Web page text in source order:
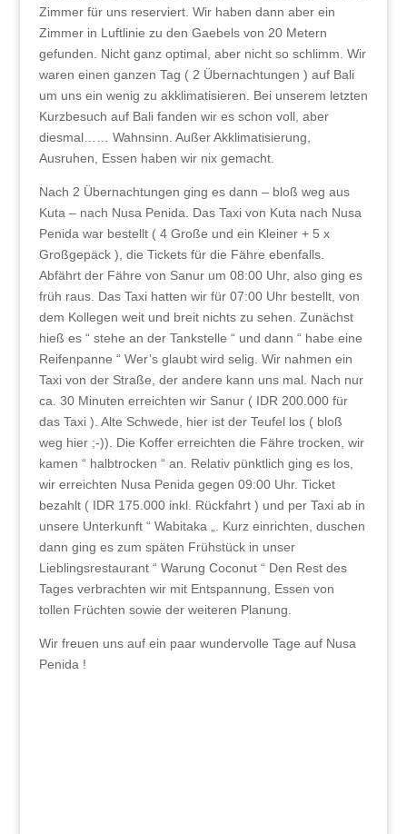
Zimmer für uns reserviert. Wir haben dann aber ein
Zimmer in Luftlinie zu den Gaebels von 20 Metern
gefunden. Nicht ganz optimal, aber nicht so schlimm. Wir
waren einen ganzen Tag ( 2 Übernachtungen ) auf Bali
um uns ein wenig zu akklimatisieren. Bei unserem letzten
Kurzbesuch auf Bali fanden wir es schon voll, aber
diesmal…… Wahnsinn. Außer Akklimatisierung,
Ausruhen, Essen haben wir nix gemacht.
Nach 2 Übernachtungen ging es dann – bloß weg aus
Kuta – nach Nusa Penida. Das Taxi von Kuta nach Nusa
Penida war bestellt ( 4 Große und ein Kleiner + 5 x
Großgepäck ), die Tickets für die Fähre ebenfalls.
Abfährt der Fähre von Sanur um 08:00 Uhr, also ging es
früh raus. Das Taxi hatten wir für 07:00 Uhr bestellt, von
dem Kollegen weit und breit nichts zu sehen. Zunächst
hieß es “ stehe an der Tankstelle “ und dann “ habe eine
Reifenpanne “ Wer’s glaubt wird selig. Wir nahmen ein
Taxi von der Straße, der andere kann uns mal. Nach nur
ca. 30 Minuten erreichten wir Sanur ( IDR 200.000 für
das Taxi ). Alte Schwede, hier ist der Teufel los ( bloß
weg hier ;-)). Die Koffer erreichten die Fähre trocken, wir
kamen “ halbtrocken “ an. Relativ pünktlich ging es los,
wir erreichten Nusa Penida gegen 09:00 Uhr. Ticket
bezahlt ( IDR 175.000 inkl. Rückfahrt ) und per Taxi ab in
unsere Unterkunft “ Wabitaka „. Kurz einrichten, duschen
dann ging es zum späten Frühstück in unser
Lieblingsrestaurant “ Warung Coconut “ Den Rest des
Tages verbrachten wir mit Entspannung, Essen von
tollen Früchten sowie der weiteren Planung.
Wir freuen uns auf ein paar wundervolle Tage auf Nusa
Penida !